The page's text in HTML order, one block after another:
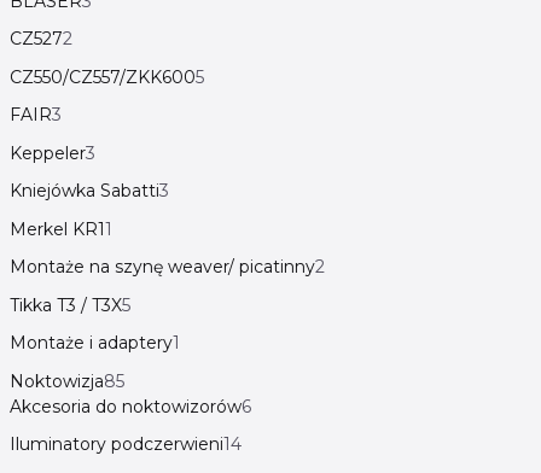
CZ5272
CZ550/CZ557/ZKK6005
FAIR3
Keppeler3
Kniejówka Sabatti3
Merkel KR11
Montaże na szynę weaver/ picatinny2
Tikka T3 / T3X5
Montaże i adaptery1
Noktowizja85
Akcesoria do noktowizorów6
Iluminatory podczerwieni14